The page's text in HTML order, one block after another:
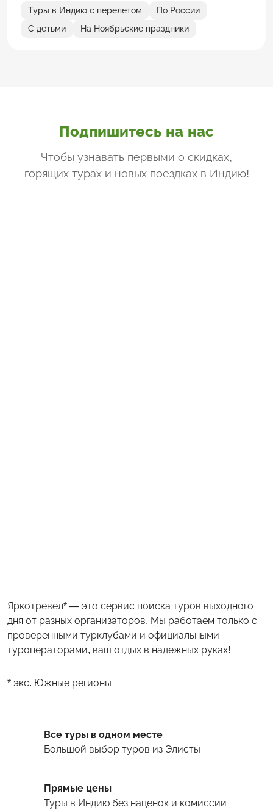
Туры в Индию с перелетом
По России
С детьми
На Ноябрьские праздники
Подпишитесь на нас
Чтобы узнавать первыми о скидках,
горящих турах и новых поездкахв Индию!
Яркотревел* — это сервис поиска туров выходного
дня от разных организаторов. Мы работаем только с
проверенными турклубами и официальными
туроператорами, ваш отдых в надежных руках!
* экс. Южные регионы
Все туры в одном месте
Большой выбор туров из Элисты
Прямые цены
Туры в Индию без наценок и комиссии